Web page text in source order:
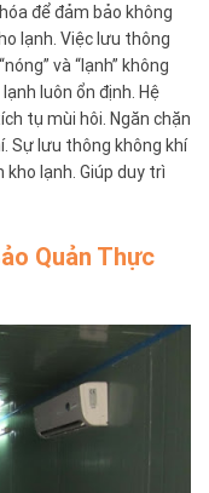
để đảm bảo không
lạnh. Việc lưu thông
và “lạnh” không
luôn ổn định. Hệ
tụ mùi hôi. Ngăn chặn
Sự lưu thông không khí
lạnh. Giúp duy trì
Quản Thực